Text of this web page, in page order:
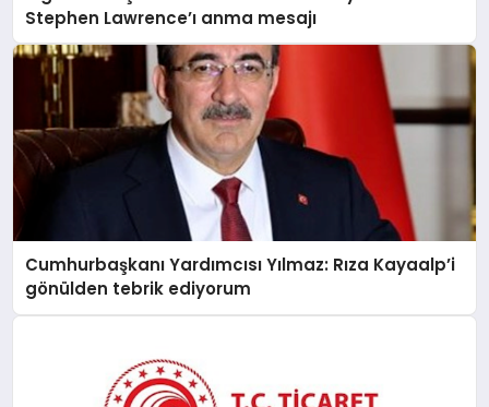
MAGAZIN
SAĞLIK
SIYASET
SPOR
Stephen Lawrence’ı anma mesajı
Cumhurbaşkanı Yardımcısı Yılmaz: Rıza Kayaalp’i
gönülden tebrik ediyorum